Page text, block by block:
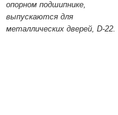
опорном подшипнике,
выпускаются для
металлических дверей, D-22.